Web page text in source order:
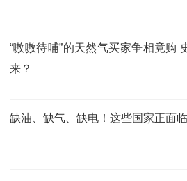
“嗷嗷待哺”的天然气买家争相竟购
来？
缺油、缺气、缺电！这些国家正面